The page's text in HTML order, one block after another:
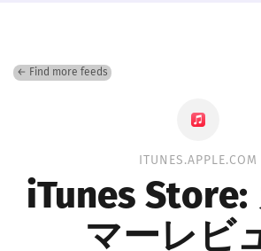
← Find more feeds
ITUNES.APPLE.COM
iTunes Store:
マーレビ